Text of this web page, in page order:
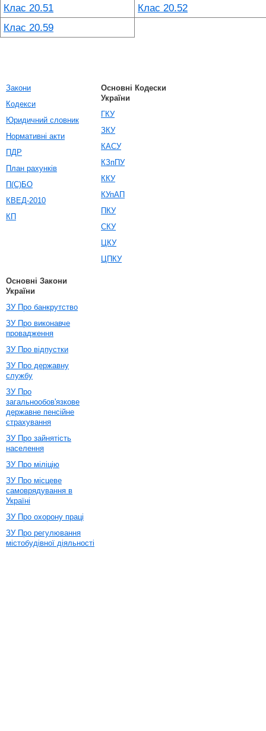
Клас 20.51
Клас 20.52
Клас 20.59
Закони
Кодекси
Юридичний словник
Нормативні акти
ПДР
План рахунків
П(С)БО
КВЕД-2010
КП
Основні Кодески
України
ГКУ
ЗКУ
КАСУ
КЗпПУ
ККУ
КУпАП
ПКУ
СКУ
ЦКУ
ЦПКУ
Основні Закони
України
ЗУ Про банкрутство
ЗУ Про виконавче
провадження
ЗУ Про відпустки
ЗУ Про державну
службу
ЗУ Про
загальнообов'язкове
державне пенсійне
страхування
ЗУ Про зайнятість
населення
ЗУ Про міліцію
ЗУ Про місцеве
самоврядування в
Україні
ЗУ Про охорону праці
ЗУ Про регулювання
містобудівної діяльності